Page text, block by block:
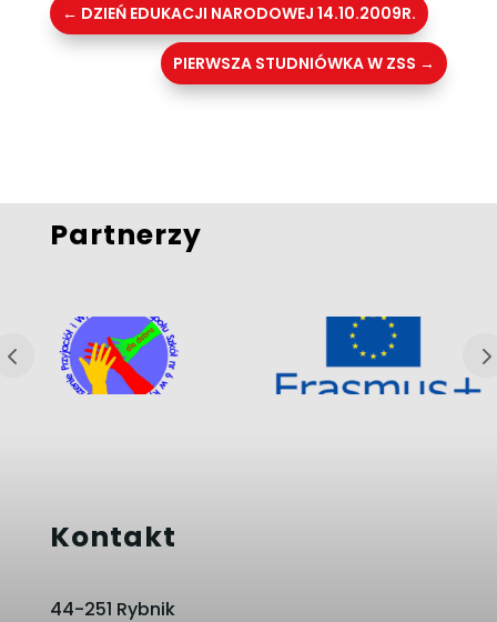
← DZIEŃ EDUKACJI NARODOWEJ 14.10.2009R.
PIERWSZA STUDNIÓWKA W ZSS →
Partnerzy
Kontakt
44-251 Rybnik